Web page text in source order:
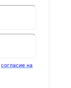
согласие на